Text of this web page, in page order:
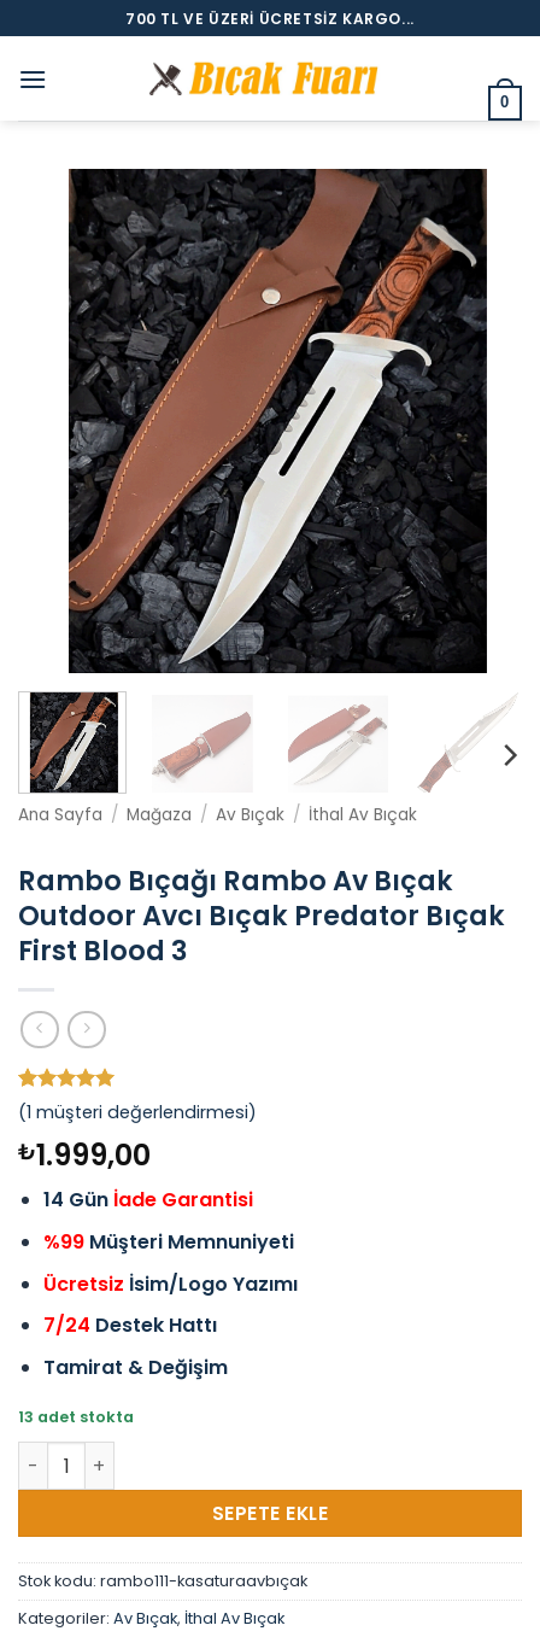
atla
700 TL VE ÜZERI ÜCRETSIZ KARGO...
0
Ana Sayfa / Mağaza / Av Bıçak / İthal Av Bıçak
Rambo Bıçağı Rambo Av Bıçak
Outdoor Avcı Bıçak Predator Bıçak
First Blood 3
1
müşteri
puanına
dayanarak
5 üzerinden
(1 müşteri değerlendirmesi)
₺1.999,00
14 Gün İade Garantisi
%99Müşteri Memnuniyeti
Ücretsiz İsim/Logo Yazımı
7/24 Destek Hattı
Tamirat & Değişim
13 adet stokta
Rambo Bıçağı Rambo Av Bıçak Outdoor Avcı Bıçak
SEPETE EKLE
Stok kodu: rambo111-kasaturaavbıçak
Kategoriler: Av Bıçak, İthal Av Bıçak